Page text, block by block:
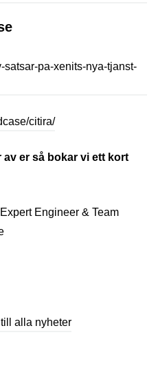
satsar-pa-xenits-nya-tjanst-
citira/
er så bokar vi ett kort
Engineer & Team
alla nyheter